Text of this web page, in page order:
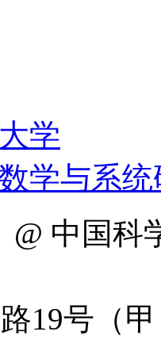
学
学与系
@ 中国科
路19号